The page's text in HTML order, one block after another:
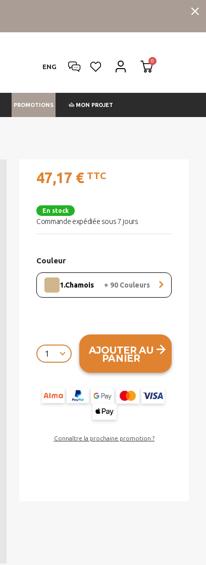
ENG
PROMOTIONS MON PROJET
47,17 € TTC
En stock
Commande expédiée sous 7 jours
Couleur
1.Chamois + 90 Couleurs
AJOUTER AU
PANIER
Connaître la prochaine promotion ?